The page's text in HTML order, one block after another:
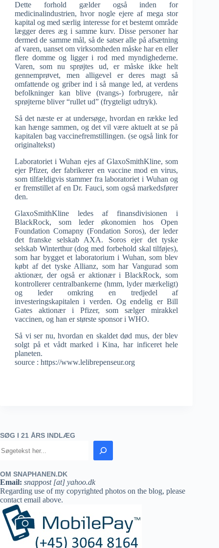
Dette forhold gælder også inden for
medicinalindustrien, hvor nogle ejere af mega stor
kapital og med særlig interesse for et bestemt område
lægger deres æg i samme kurv. Disse personer har
dermed de samme mål, så de satser alle på afsætning
af varen, uanset om virksomheden måske har en eller
flere domme og ligger i rod med myndighederne.
Varen, som nu sprøjtes ud, er måske ikke helt
gennemprøvet, men alligevel er deres magt så
omfattende og griber ind i så mange led, at verdens
befolkninger kan blive (tvangs-) forbrugere, når
sprøjterne bliver “rullet ud” (frygteligt udtryk).
Så det næste er at undersøge, hvordan en række led
kan hænge sammen, og det vil være aktuelt at se på
kapitalen bag vaccinefremstillingen. (se også link for
originaltekst)
Laboratoriet i Wuhan ejes af GlaxoSmithKline, som
ejer Pfizer, der fabrikerer en vaccine mod en virus,
som tilfældigvis stammer fra laboratoriet i Wuhan og
er fremstillet af en Dr. Fauci, som også markedsfører
den.
GlaxoSmithKline ledes af finansdivisionen i
BlackRock, som leder økonomien hos Open
Foundation Comapny (Fondation Soros), der leder
det franske selskab AXA. Soros ejer det tyske
selskab Winterthur (dog med forbehold skal tilføjes),
som har bygget et laboratorium i Wuhan, som blev
købt af det tyske Allianz, som har Vangurad som
aktionær, der også er aktionær i BlackRock, som
kontrollerer centralbankerne (hmm, lyder mærkeligt)
og leder omkring en tredjedel af
investeringskapitalen i verden. Og endelig er Bill
Gates aktionær i Pfizer, som sælger mirakkel
vaccinen, og han er største sponsor i WHO.
Så vi ser nu, hvordan en skaldet død mus, der blev
solgt på et vådt marked i Kina, har inficeret hele
planeten.
source : https://www.lelibrepenseur.org
SØG I 21 ÅRS INDLÆG
OM SNAPHANEN.DK
Email: snappost [at] yahoo.dk
Regarding use of my copyrighted photos on the blog, please
contact email above.